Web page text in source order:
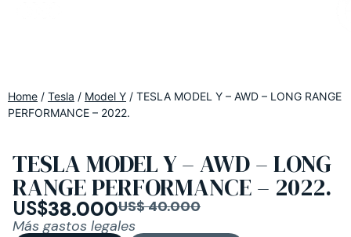
Home / Tesla / Model Y / TESLA MODEL Y – AWD – LONG RANGE
PERFORMANCE – 2022.
TESLA MODEL Y – AWD – LONG
RANGE PERFORMANCE – 2022.
US$38.000US$ 40.000
Más gastos legales